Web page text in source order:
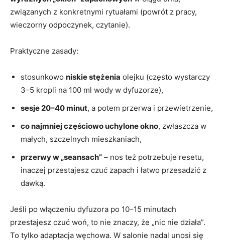
związanych z konkretnymi rytuałami (powrót z pracy,
wieczorny odpoczynek, czytanie).
Praktyczne zasady:
stosunkowo niskie stężenia olejku (często wystarczy
3–5 kropli na 100 ml wody w dyfuzorze),
sesje 20–40 minut, a potem przerwa i przewietrzenie,
co najmniej częściowo uchylone okno, zwłaszcza w
małych, szczelnych mieszkaniach,
przerwy w „seansach” – nos też potrzebuje resetu,
inaczej przestajesz czuć zapach i łatwo przesadzić z
dawką.
Jeśli po włączeniu dyfuzora po 10–15 minutach
przestajesz czuć woń, to nie znaczy, że „nic nie działa”.
To tylko adaptacja węchowa. W salonie nadal unosi się